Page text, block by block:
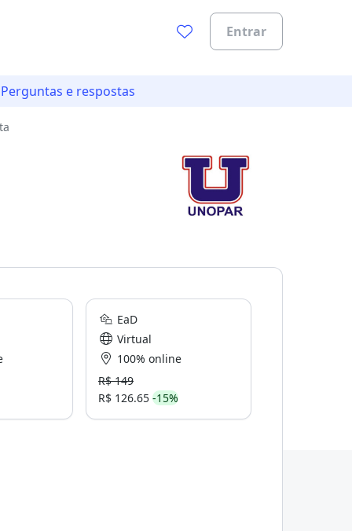
Entrar
Perguntas e respostas
EaD
Virtual
100% online
R$ 149
R$ 126.65 -15%